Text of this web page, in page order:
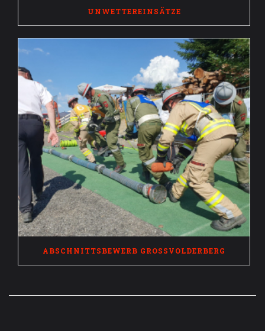
UNWETTEREINSÄTZE
ABSCHNITTSBEWERB GROSSVOLDERBERG